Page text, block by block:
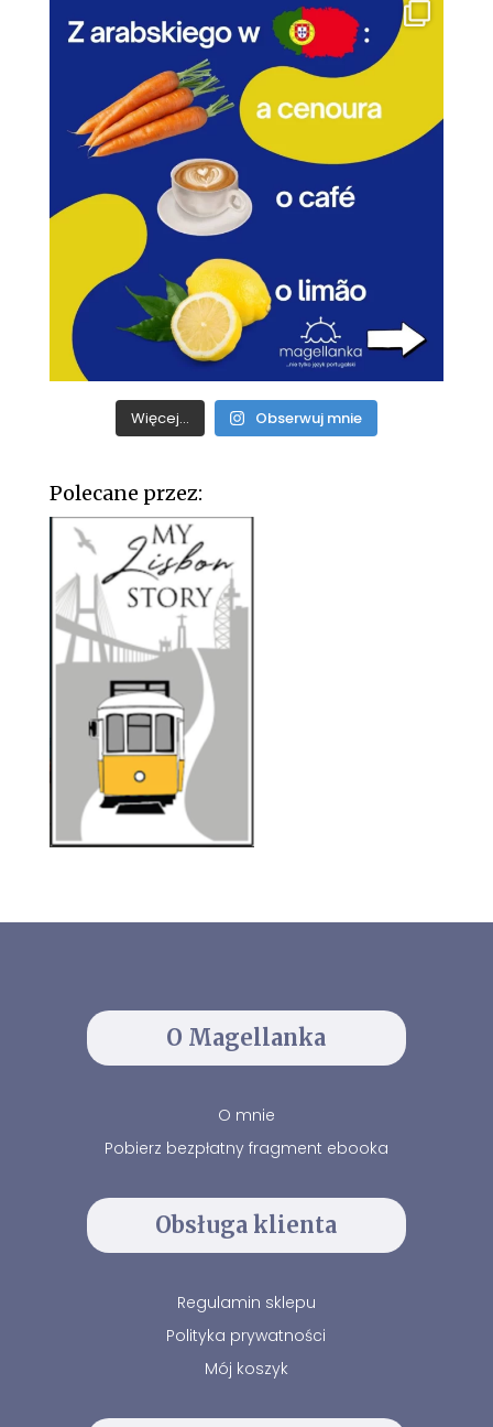
Więcej... Obserwuj mnie
Polecane przez:
O Magellanka
O mnie
Pobierz bezpłatny fragment ebooka
Obsługa klienta
Regulamin sklepu
Polityka prywatności
Mój koszyk